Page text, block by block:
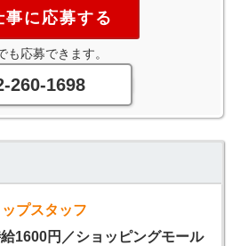
事に応募する
も応募できます。
260-1698
プスタッフ
1600円／ショッピングモール